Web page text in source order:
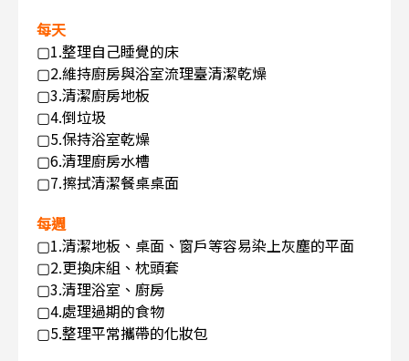
每天
▢1.整理自己睡覺的床
▢2.維持廚房與浴室流理臺清潔乾燥
▢3.清潔廚房地板
▢4.倒垃圾
▢5.保持浴室乾燥
▢6.清理廚房水槽
▢7.擦拭清潔餐桌桌面
每週
▢1.清潔地板、桌面、窗戶等容易染上灰塵的平面
▢2.更換床組、枕頭套
▢3.清理浴室、廚房
▢4.處理過期的食物
▢5.整理平常攜帶的化妝包